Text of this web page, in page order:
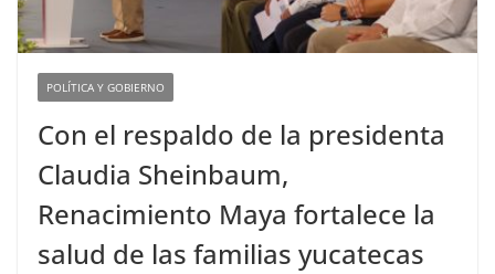
POLÍTICA Y GOBIERNO
Con el respaldo de la presidenta
Claudia Sheinbaum,
Renacimiento Maya fortalece la
salud de las familias yucatecas